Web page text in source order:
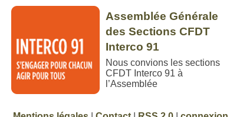
Assemblée Générale
des Sections CFDT
Interco 91
Nous convions les sections
CFDT Interco 91 à
l’Assemblée